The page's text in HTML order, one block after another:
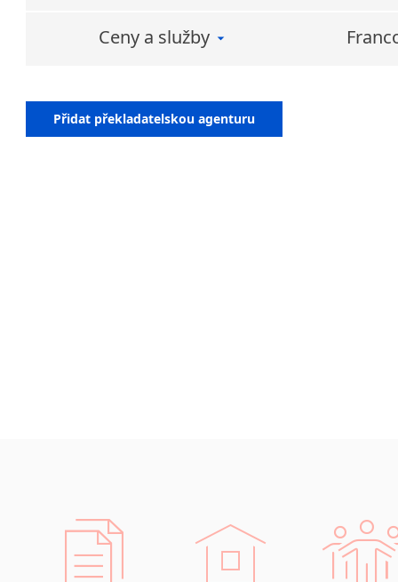
Ceny a služby
Přidat překladatelskou agenturu